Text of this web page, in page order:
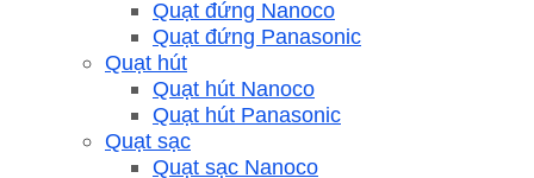
Quạt đứng Nanoco
Quạt đứng Panasonic
Quạt hút
Quạt hút Nanoco
Quạt hút Panasonic
Quạt sạc
Quạt sạc Nanoco